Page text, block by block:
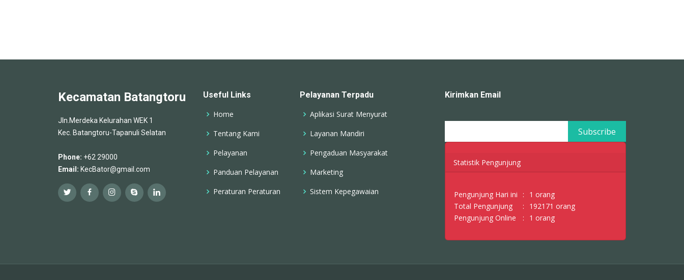
Kecamatan Batangtoru
Jln.Merdeka Kelurahan WEK 1
Kec. Batangtoru-Tapanuli Selatan
Phone: +62 29000
Email: KecBator@gmail.com
Useful Links
Home
Tentang Kami
Pelayanan
Panduan Pelayanan
Peraturan Peraturan
Pelayanan Terpadu
Aplikasi Surat Menyurat
Layanan Mandiri
Pengaduan Masyarakat
Marketing
Sistem Kepegawaian
Kirimkan Email
Statistik Pengunjung
Pengunjung Hari ini :
1 orang
Total Pengunjung
:
192171 orang
Pengunjung Online
: 1 orang